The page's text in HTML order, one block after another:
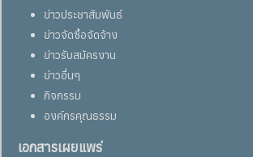
ข่าวประชาสัมพันธ์
ข่าวจัดซื้อจัดจ้าง
ข่าวรับสมัครงาน
ข่าวอื่นๆ
กิจกรรม
องค์กรคุณธรรม
เอกสารเผยแพร่